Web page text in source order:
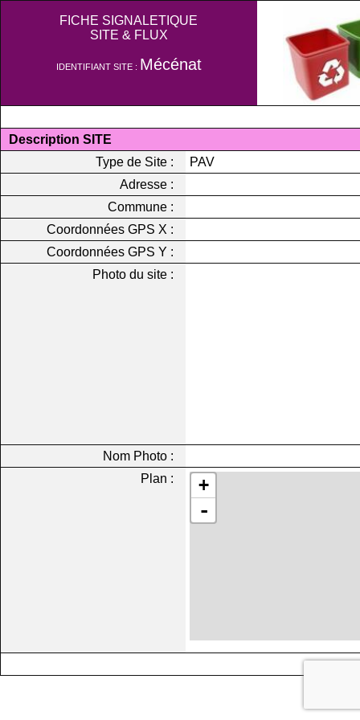
FICHE SIGNALETIQUE
SITE & FLUX
IDENTIFIANT SITE : Mécénat
Description SITE
Type de Site :
PAV
Adresse :
Commune :
Coordonnées GPS X :
Coordonnées GPS Y :
Photo du site :
Nom Photo :
Plan :
+
-